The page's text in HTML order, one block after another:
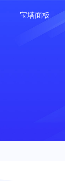
宝塔面板